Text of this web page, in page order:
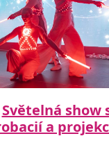
Světelná show
a